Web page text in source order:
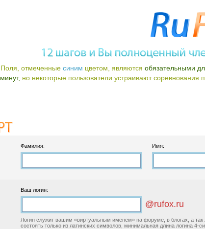
Поля, отмеченные синим цветом, являются обязательными
минут, но некоторые пользователи устраивают соревнования
Фамилия: Имя:
Ваш логин:
@rufox.ru
Логин служит вашим «виртуальным именем» на форуме, в блогах, а
состоять только из латинских символов, минимальная длина логина 4-